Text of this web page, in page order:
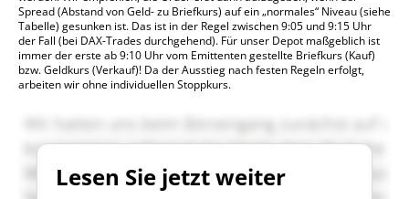
Spread (Abstand von Geld- zu Briefkurs) auf ein „normales“ Niveau (siehe
Tabelle) gesunken ist. Das ist in der Regel zwischen 9:05 und 9:15 Uhr
der Fall (bei DAX-Trades durchgehend). Für unser Depot maßgeblich ist
immer der erste ab 9:10 Uhr vom Emittenten gestellte Briefkurs (Kauf)
bzw. Geldkurs (Verkauf)! Da der Ausstieg nach festen Regeln erfolgt,
arbeiten wir ohne individuellen Stoppkurs.
Lesen Sie jetzt weiter